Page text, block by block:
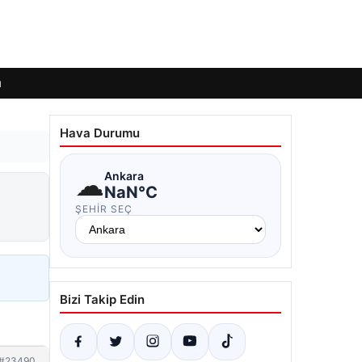
Hava Durumu
☁Ankara
NaN°C
ŞEHIR SEÇ
Bizi Takip Edin